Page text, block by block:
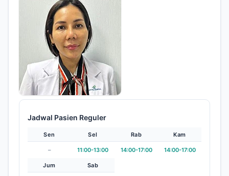
Jadwal Pasien Reguler
Sen
–
Sel
11:00-13:00
Rab
14:00-17:00
Kam
14:00-17:00
Jum Sab